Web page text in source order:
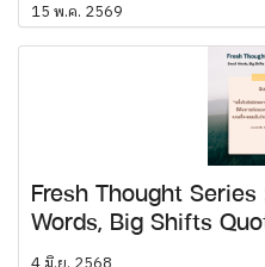
15 พ.ค. 2569
Fresh Thought
Words, Big Shifts